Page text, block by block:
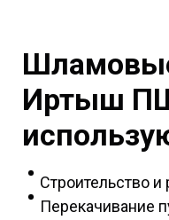
Иртыш
Строительство и
Перекачивание